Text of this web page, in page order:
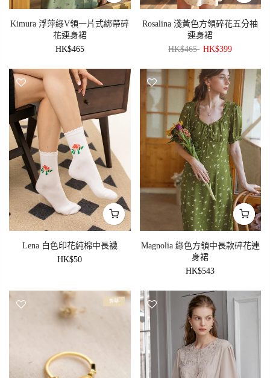
Kimura 浮萍綠V領一片式綁帶碎
花連身裙
HK$465
Rosalina 淺黃色方領碎花五分袖
連身裙
HK$465 HK$399
Lena 白色印花純棉中長襪
HK$50
Magnolia 綠色方領中長款碎花連
身裙
HK$543
售罄